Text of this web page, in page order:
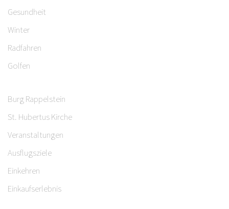
Gesundheit
Winter
Radfahren
Golfen
Burg Rappelstein
St. Hubertus Kirche
Veranstaltungen
Ausflugsziele
Einkehren
Einkaufserlebnis